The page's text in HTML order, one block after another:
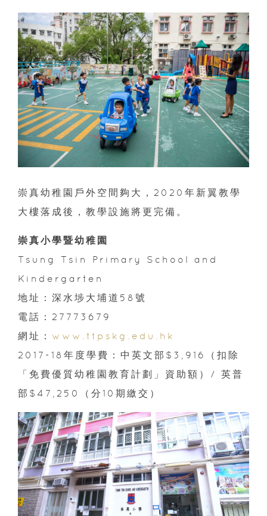
崇真幼稚園戶外空間夠大，2020年新翼教學
大樓落成後，教學設施將更完備。
崇真小學暨幼稚園
Tsung Tsin Primary School and
Kindergarten
地址：深水埗大埔道58號
電話：27773679
網址： www.ttpskg.edu.hk
2017-18年度學費：中英文部$3,916（扣除
「免費優質幼稚園教育計劃」資助額）/ 英普
部$47,250（分10期繳交）